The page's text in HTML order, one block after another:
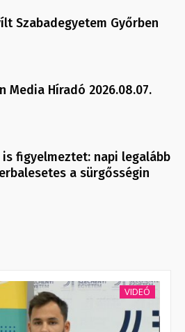
Szabadegyetem Győrben
Media Híradó 2026.08.07.
is figyelmeztet: napi legalább
a sürgősségin
VIDEÓ